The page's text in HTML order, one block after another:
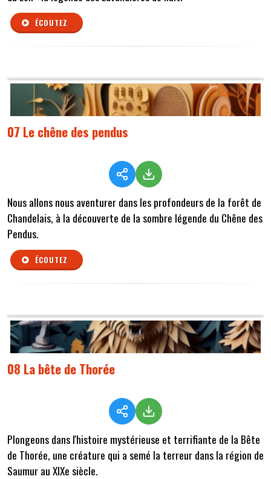
ÉCOUTEZ
07 Le chêne des pendus
Nous allons nous aventurer dans les profondeurs de la forêt de
Chandelais, à la découverte de la sombre légende du Chêne des
Pendus.
ÉCOUTEZ
08 La bête de Thorée
Plongeons dans l'histoire mystérieuse et terrifiante de la Bête
de Thorée, une créature qui a semé la terreur dans la région de
Saumur au XIXe siècle.